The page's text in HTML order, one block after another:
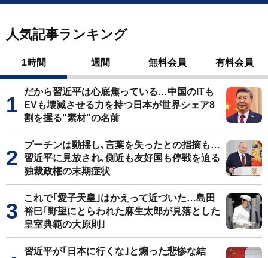
人気記事ランキング
1時間 週間 無料会員 有料会員
だから習近平は心底焦っている…中国のITも
EVも壊滅させる力を持つ日本が世界シェア8
割を握る"素材"の名前
プーチンは動揺し､言葉を失ったとの指摘も…
習近平に見放され､側近も友好国も停戦を迫る
独裁政権の末期症状
これで｢愛子天皇｣はかえって近づいた…島田
裕巳｢野望にとらわれた麻生太郎が見落とした
皇室典範の大原則｣
習近平が｢日本に行くな｣と煽った悲惨な結